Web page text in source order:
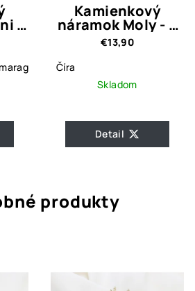
-
Číra
Kamienkový
náramok Moly - 2
farebné varianty
€13,90
Číra
Skladom
Detail
produkty